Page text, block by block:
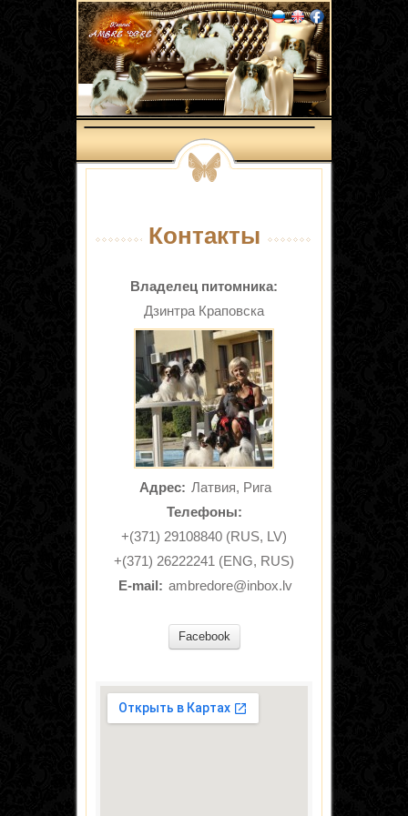
Контакты
Владелец питомника:
Дзинтра Краповска
Адрес: Латвия, Рига
Телефоны:
+(371) 29108840 (RUS, LV)
+(371) 26222241 (ENG, RUS)
E‐mail: ambredore@inbox.lv
Facebook